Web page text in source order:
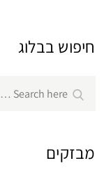
חיפוש בבלוג
for:
Search
מבזקים